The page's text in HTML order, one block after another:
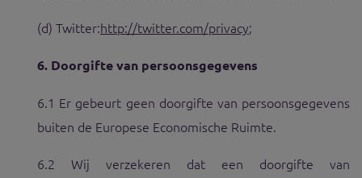
(d) Twitter:http://twitter.com/privacy;
6. Doorgifte van persoonsgegevens
6.1 Er gebeurt geen doorgifte van persoonsgegevens
buiten de Europese Economische Ruimte.
6.2 Wij verzekeren dat een doorgifte van